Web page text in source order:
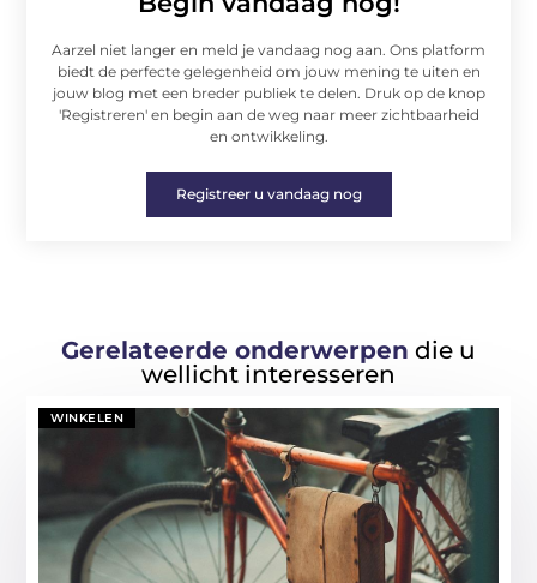
Aarzel niet langer en meld je vandaag nog aan. Ons platform
biedt de perfecte gelegenheid om jouw mening te uiten en
jouw blog met een breder publiek te delen. Druk op de knop
'Registreren' en begin aan de weg naar meer zichtbaarheid
en ontwikkeling.
Registreer u vandaag nog
Gerelateerde onderwerpen die u
wellicht interesseren
WINKELEN